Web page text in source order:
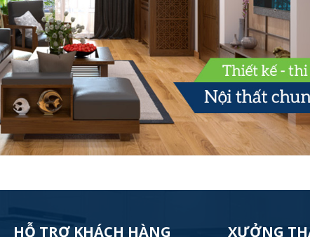
HỖ TRỢ KHÁCH HÀNG XƯỞNG